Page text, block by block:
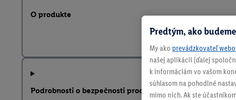
O produkte
Podrobnosti o bezpečnosti produktu
Predtým, ako
My ako prevádzkovateľ
našej aplikácii (ďalej
k informáciám vo vašom
súhlasom na pohodlné
mimo nich. Ak ste